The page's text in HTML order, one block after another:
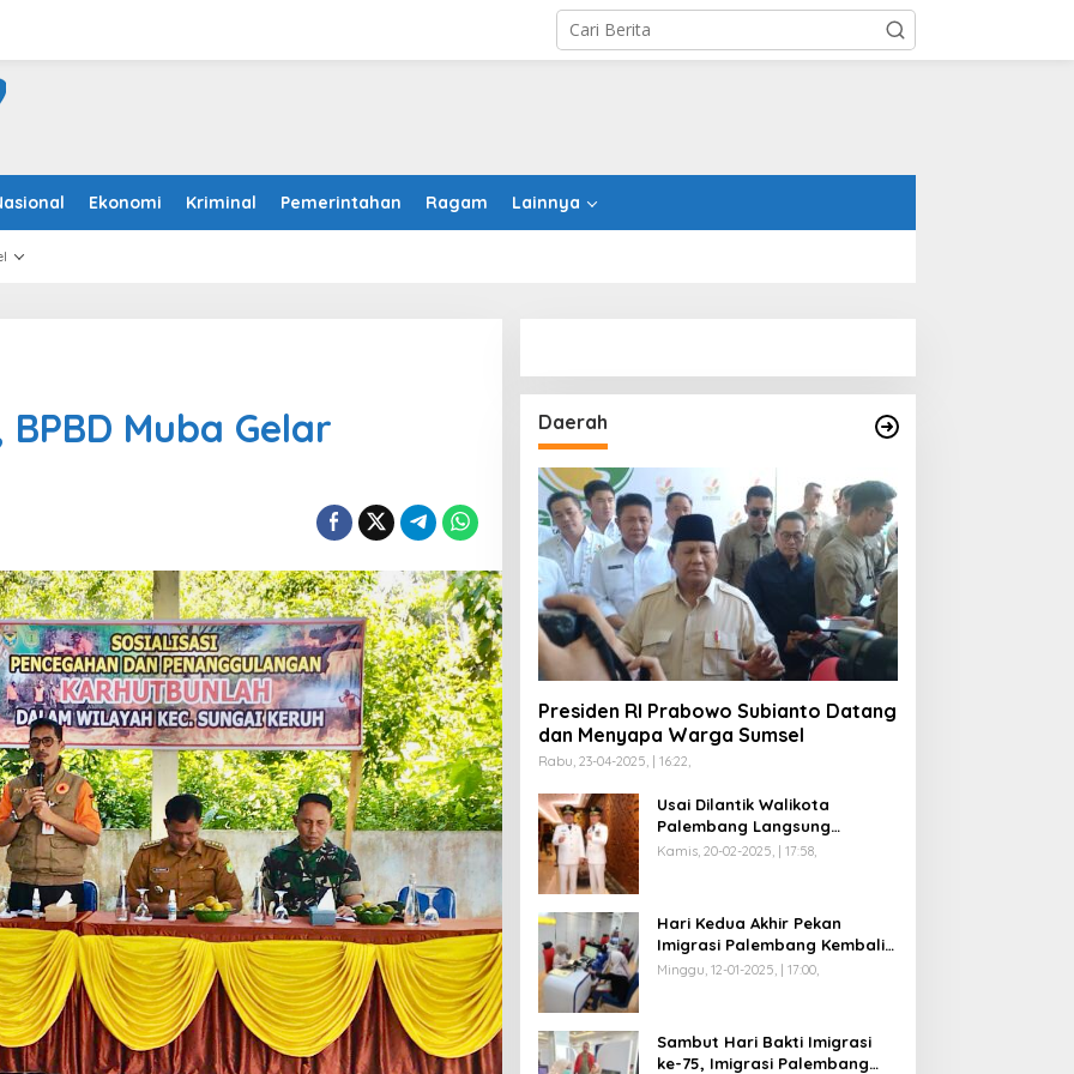
Ekonomi Kriminal Pemerintahan Ragam Lainnya
Muba Gelar
Daerah
Presiden RI Prabowo Subianto Datang
dan Menyapa Warga Sumsel
Rabu, 23-04-2025, | 16:22,
Usai Dilantik Walikota
Palembang Langsung
Mengikuti Retreat di
Kamis, 20-02-2025, | 17:58,
Hari Kedua Akhir Pekan
Imigrasi Palembang Kembali
Dilayani
Minggu, 12-01-2025, | 17:00,
Sambut Hari Bakti Imigrasi
ke-75, Imigrasi Palembang